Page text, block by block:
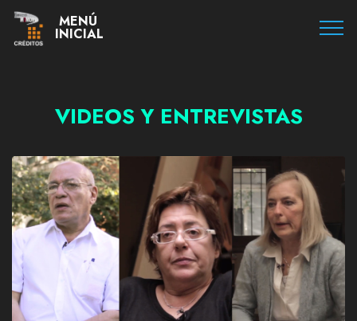
MENÚ
INICIAL
VIDEOS Y ENTREVISTAS